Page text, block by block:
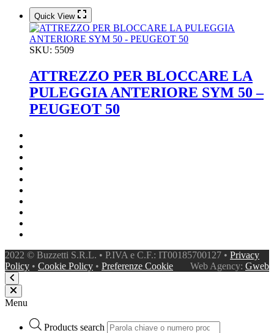
Quick View
SKU: 5509
ATTREZZO PER BLOCCARE LA
PULEGGIA ANTERIORE SYM 50 –
PEUGEOT 50
2022 © Buzzetti S.R.L. • P.IVA e C.F.: IT00185700127 • Privacy
Policy • Cookie Policy • Preferenze Cookie Web Agency: Gweb
Menu
Products search